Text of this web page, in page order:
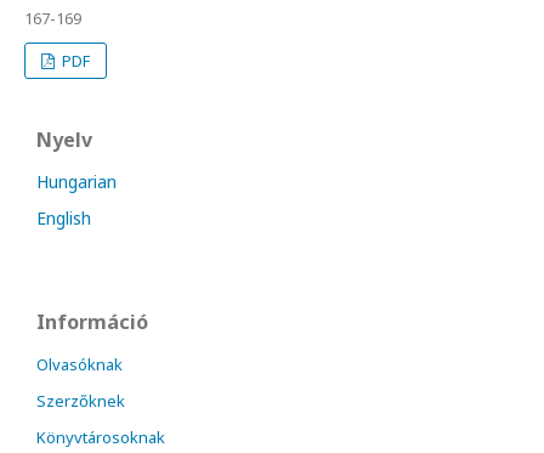
167-169
PDF
Nyelv
Hungarian
English
Információ
Olvasóknak
Szerzőknek
Könyvtárosoknak